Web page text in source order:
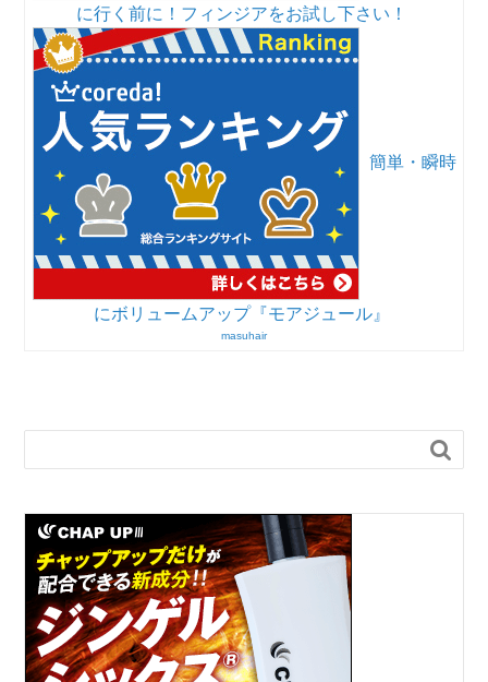
に行く前に！フィンジアをお試し下さい！
簡単・瞬時
にボリュームアップ『モアジュール』
masuhair
